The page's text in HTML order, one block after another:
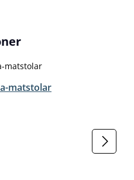
matstolar
alternativet är för närvarande inte